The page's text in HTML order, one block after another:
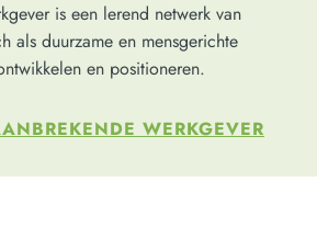
is een lerend netwerk van
als duurzame en mensgerichte
en positioneren.
WERKGEVER